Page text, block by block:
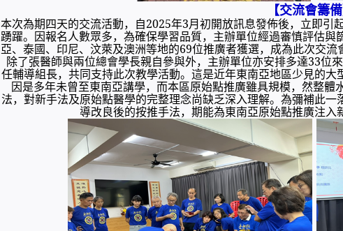
【交流會籌
本次為期四天的交流活動，自2025年3月初開放訊息發佈後，立即引
踴躍。因報名人數眾多，為確保學習品質，主辦單位經過審慎評估
亞、泰國、印尼、汶萊及澳洲等地的69位推廣者獲選，成為此次交流
除了張醫師與兩位總會學長親自參與外，主辦單位亦安排多達33位
任輔導組長，共同支持此次教學活動。這是近年東南亞地區少見的
因是多年未曾至東南亞講學，而本區原始點推廣雖具規模，然整
法，對新手法及原始點醫學的完整理念尚缺乏深入理解。為彌補此
導改良後的按推手法，期能為東南亞原始點推廣注入